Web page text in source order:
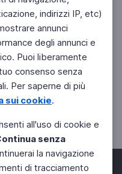
indirizzi IP, etc)
annunci
degli annunci e
Puoi liberamente
consenso senza
Per saperne di più
sui cookie.
all'uso di cookie e
senza
la navigazione
di tracciamento